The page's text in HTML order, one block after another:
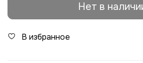
Нет в
В избранное